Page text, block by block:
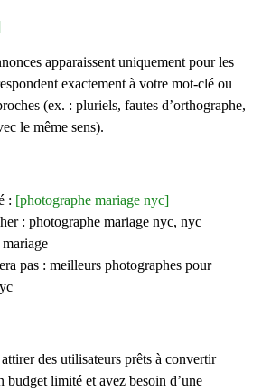
apparaissent uniquement pour les
exactement à votre mot-clé ou
(ex. : pluriels, fautes d’orthographe,
le même sens).
: [photographe mariage nyc]
: photographe mariage nyc, nyc
pas : meilleurs photographes pour
des utilisateurs prêts à convertir
budget limité et avez besoin d’une